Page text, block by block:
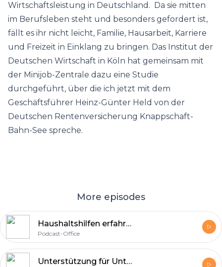
Wirtschaftsleistung in Deutschland. Da sie mitten
im Berufsleben steht und besonders gefordert ist,
fällt es ihr nicht leicht, Familie, Hausarbeit, Karriere
und Freizeit in Einklang zu bringen. Das Institut der
Deutschen Wirtschaft in Köln hat gemeinsam mit
der Minijob-Zentrale dazu eine Studie
durchgeführt, über die ich jetzt mit dem
Geschäftsführer Heinz-Günter Held von der
Deutschen Rentenversicherung Knappschaft-
Bahn-See spreche.
More episodes
Haushaltshilfen erfahren hohe Wertschätzung
Podcast-Office
Unterstützung für Unternehmen und Organisationen mit gesellschaftlichem Nutzen